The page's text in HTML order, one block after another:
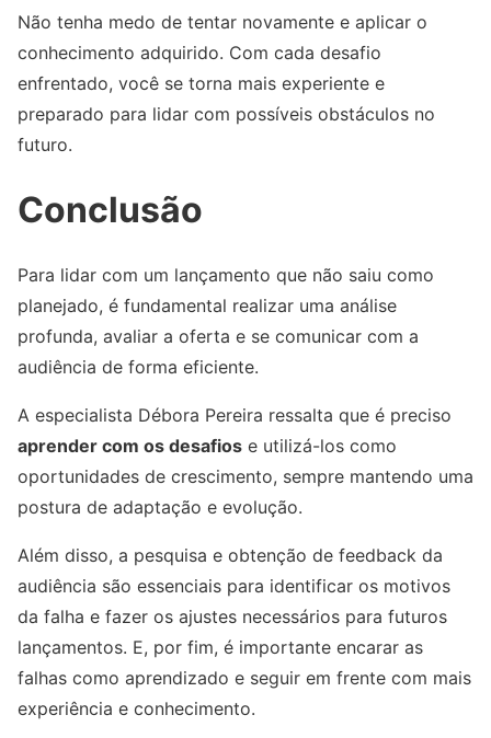
Não tenha medo de tentar novamente e aplicar o
conhecimento adquirido. Com cada desafio
enfrentado, você se torna mais experiente e
preparado para lidar com possíveis obstáculos no
futuro.
Conclusão
Para lidar com um lançamento que não saiu como
planejado, é fundamental realizar uma análise
profunda, avaliar a oferta e se comunicar com a
audiência de forma eficiente.
A especialista Débora Pereira ressalta que é preciso
aprender com os desafios e utilizá-los como
oportunidades de crescimento, sempre mantendo uma
postura de adaptação e evolução.
Além disso, a pesquisa e obtenção de feedback da
audiência são essenciais para identificar os motivos
da falha e fazer os ajustes necessários para futuros
lançamentos. E, por fim, é importante encarar as
falhas como aprendizado e seguir em frente com mais
experiência e conhecimento.